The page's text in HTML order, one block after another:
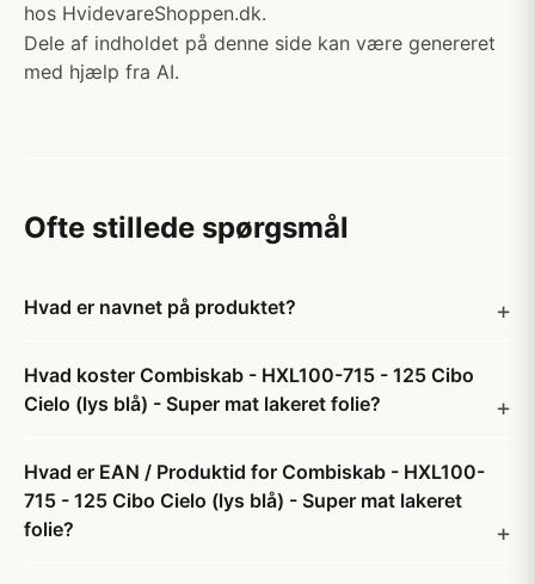
hos HvidevareShoppen.dk.
Dele af indholdet på denne side kan være genereret
med hjælp fra AI.
Ofte stillede spørgsmål
Hvad er navnet på produktet?
Hvad koster Combiskab - HXL100-715 - 125 Cibo
Cielo (lys blå) - Super mat lakeret folie?
Hvad er EAN / Produktid for Combiskab - HXL100-
715 - 125 Cibo Cielo (lys blå) - Super mat lakeret
folie?